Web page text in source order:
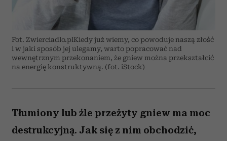
Fot. Zwierciadlo.plKiedy już wiemy, co powoduje naszą złość
i w jaki sposób jej ulegamy, warto popracować nad
wewnętrznym przekonaniem, że gniew można przekształcić
na energię konstruktywną. (fot. iStock)
Tłumiony lub źle przeżyty gniew ma moc
destrukcyjną. Jak się z nim obchodzić,